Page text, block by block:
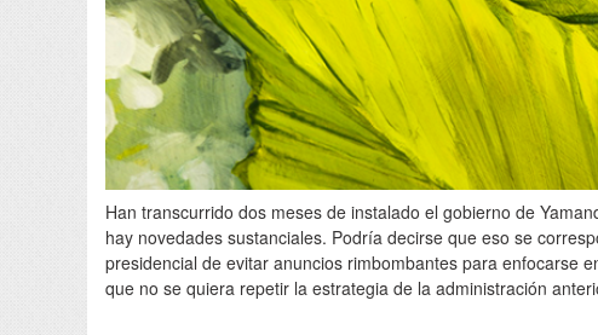
Han transcurrido dos meses de instalado el gobierno de
hay novedades sustanciales. Podría decirse que eso se
presidencial de evitar anuncios rimbombantes para enfocarse
que no se quiera repetir la estrategia de la administración